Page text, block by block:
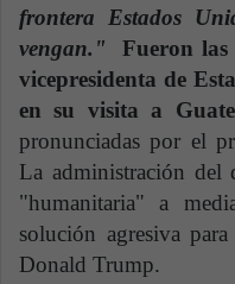
frontera Estados
vengan."Fueron las
vicepresidenta de
en su visita a
pronunciadas por el
La administración del
"humanitaria" a
solución agresiva
Donald Trump.